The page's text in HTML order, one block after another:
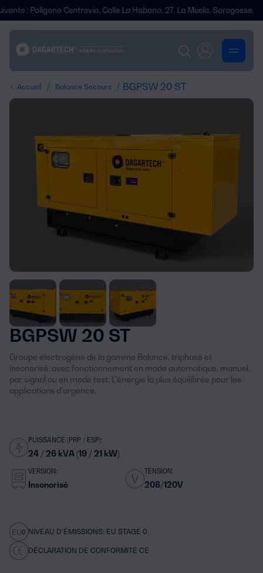
Centrovía, Calle La Habana, 27, La Muela, Saragosse.
Accueil / Balance Secours / BGPSW 20 ST
BGPSW 20 ST
Groupe électrogène de la gamme Balance, triphasé et
insonorisé, avec fonctionnement en mode automatique, manuel,
par signal ou en mode test. L'énergie la plus équilibrée pour les
applications d'urgence.
PUISSANCE (PRP / ESP):
24 / 26 kVA (19 / 21 kW)
VERSION:
Insonorisé
TENSION:
208/120V
NIVEAU D’ÉMISSIONS: EU STAGE 0
DÉCLARATION DE CONFORMITÉ CE